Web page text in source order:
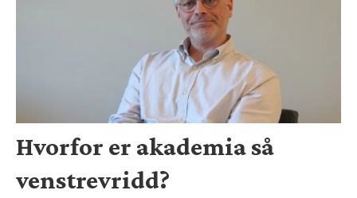
Hvorfor er akademia så
venstrevridd?